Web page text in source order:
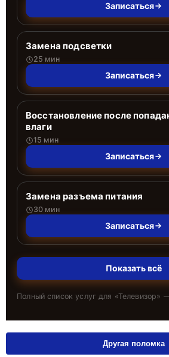
Записаться
Замена подсветки
25 мин
Записаться
Восстановление после
влаги
15 мин
Записаться
Замена разъема питания
30 мин
Записаться
Показать всё
Полный список услуг для «Телевизор»
Другая поломка